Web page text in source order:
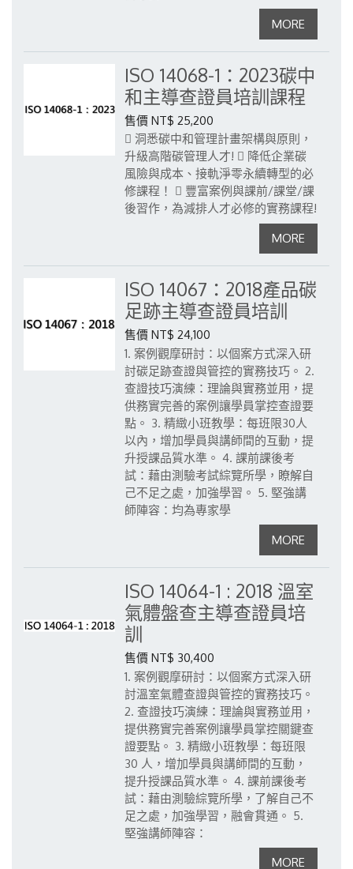
ISO 14068-1：2023碳中
和主導查證員培訓課程
售價 NT$ 25,200
 洞悉碳中和管理計畫架構與原則，
升級高階碳管理人才!  降低企業碳
風險與成本、接軌淨零永續轉型的必
修課程！  豐富案例與課前/課堂/課
後習作，為減排人才必修的實務課程!
ISO 14067：2018產品碳
足跡主導查證員培訓
售價 NT$ 24,100
1. 案例觀摩研討：以個案方式深入研
討碳足跡查證與管控的實務技巧。 2.
查證技巧演練：理論與實務並用，提
供務實完善的案例讓學員掌控查證要
點。 3. 精緻小班教學：每班限30人
以內，增加學員與講師間的互動，提
升授課品質水準。 4. 課前課後考
試：藉由測驗考試綜覽所學，瞭解自
己不足之處，加強學習。 5. 堅強講
師陣容：均為專家學
ISO 14064-1 : 2018 溫室
氣體盤查主導查證員培
訓
售價 NT$ 30,400
1. 案例觀摩研討：以個案方式深入研
討溫室氣體查證與管控的實務技巧。
2. 查證技巧演練：理論與實務並用，
提供務實完善案例讓學員掌控關鍵查
證要點。 3. 精緻小班教學：每班限
30 人，增加學員與講師間的互動，
提升授課品質水準。 4. 課前課後考
試：藉由測驗綜覽所學，了解自己不
足之處，加強學習，融會貫通。 5.
堅強講師陣容：